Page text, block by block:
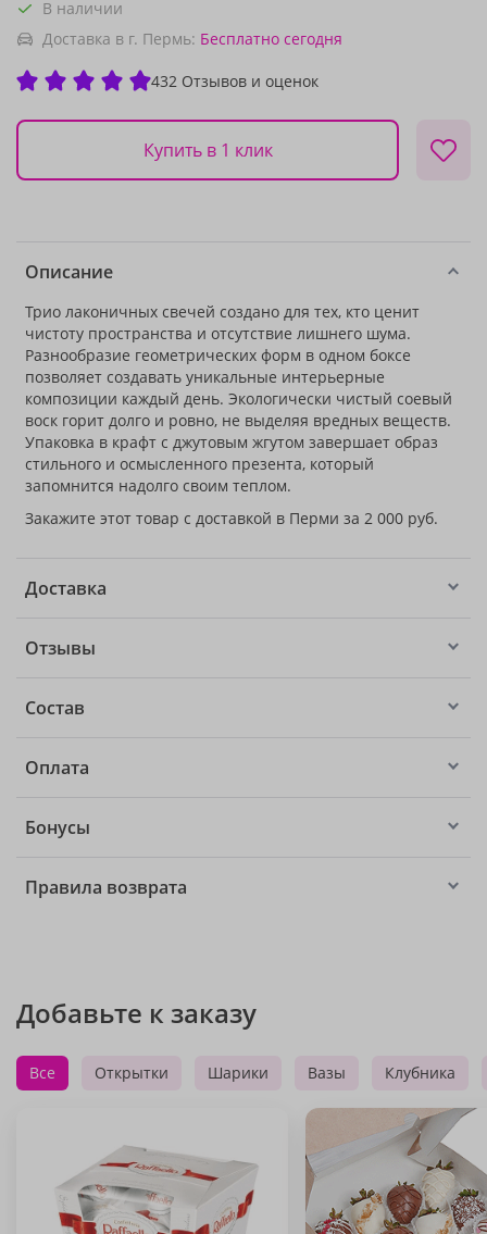
В наличии
Доставка в г. Пермь: Бесплатно сегодня
432 Отзывов и оценок
Купить в 1 клик
Описание
Трио лаконичных свечей создано для тех, кто ценит
чистоту пространства и отсутствие лишнего шума.
Разнообразие геометрических форм в одном боксе
позволяет создавать уникальные интерьерные
композиции каждый день. Экологически чистый соевый
воск горит долго и ровно, не выделяя вредных веществ.
Упаковка в крафт с джутовым жгутом завершает образ
стильного и осмысленного презента, который
запомнится надолго своим теплом.
Закажите этот товар с доставкой в Перми за 2 000 руб.
Доставка
Отзывы
Состав
Оплата
Бонусы
Правила возврата
Добавьте к заказу
Все Открытки Шарики Вазы Клубника